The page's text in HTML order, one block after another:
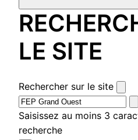
LE SITE
Rechercher sur le site
Saisissez au moins 3
recherche